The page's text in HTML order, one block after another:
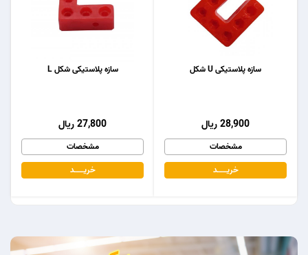
سازه پلاستیکی شکل L
27,800 ریال
مشخصات
خریـــــــد
سازه پلاستیکی U شکل
28,900 ریال
مشخصات
خریـــــــد